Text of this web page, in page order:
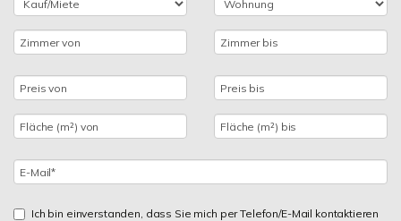
Ich bin einverstanden, dass Sie mich per Telefon/E-Mail kontaktieren